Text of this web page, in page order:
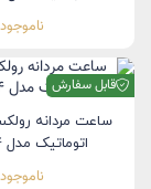
ناموجود
قابل سفارش
اتوماتیک مدل 126334
ناموجود